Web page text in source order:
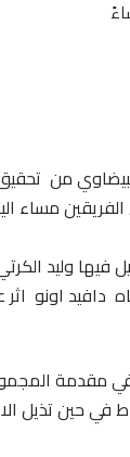
من
الفريقين مساء